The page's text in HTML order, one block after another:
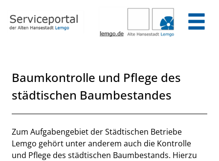
Baumkontrolle und Pflege des
städtischen Baumbestandes
Beschreibung
Zum Aufgabengebiet der Städtischen Betriebe
Lemgo gehört unter anderem auch die Kontrolle
und Pflege des städtischen Baumbestands. Hierzu